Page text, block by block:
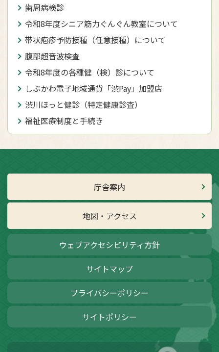
歯周病検診
令和8年度シニア筋力ぐんぐん教室について
帯状疱疹予防接種（任意接種）について
腹部超音波検査
令和8年度の各種健（検）診について
しぶかわ電子地域通貨「渋Pay」加盟店
渋川ほっと健診（特定健康診査）
福祉医療制度と手続き
庁舎案内
地図・アクセス
ウェブアクセシビリティ方針
サイトマップ
プライバシーポリシー
サイトポリシー